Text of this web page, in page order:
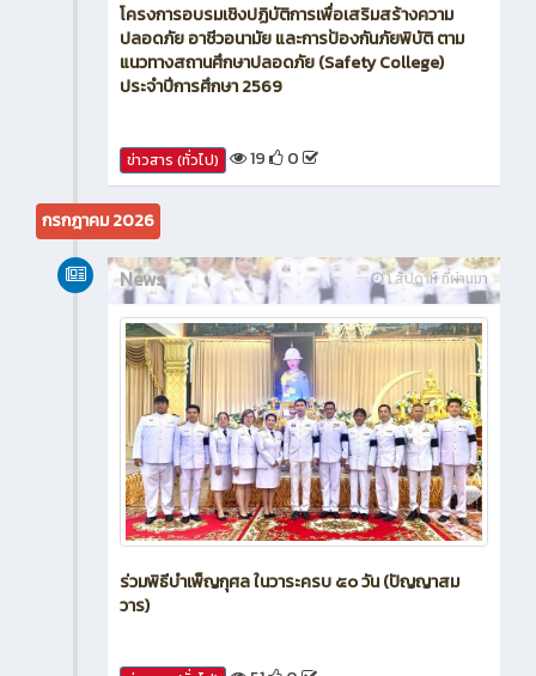
โครงการอบรมเชิงปฏิบัติการเพื่อเสริมสร้างความ
ปลอดภัย อาชีวอนามัย และการป้องกันภัยพิบัติ ตาม
แนวทางสถานศึกษาปลอดภัย (Safety College)
ประจำปีการศึกษา 2569
ข่าวสาร (ทั่วไป) 19 0
กรกฎาคม 2026
1 สัปดาห์ ที่ผ่านมา
News
ร่วมพิธีบำเพ็ญกุศล ในวาระครบ ๕๐ วัน (ปัญญาสม
วาร)